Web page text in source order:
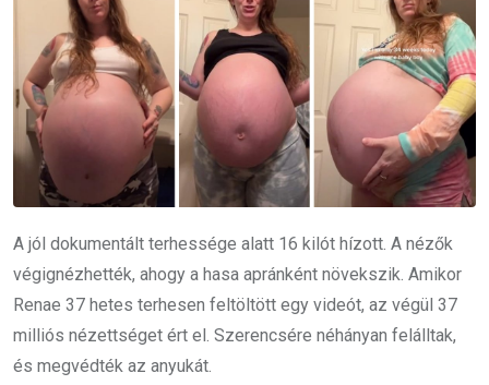
A jól dokumentált terhessége alatt 16 kilót hízott. A nézők
végignézhették, ahogy a hasa apránként növekszik. Amikor
Renae 37 hetes terhesen feltöltött egy videót, az végül 37
milliós nézettséget ért el. Szerencsére néhányan felálltak,
és megvédték az anyukát.